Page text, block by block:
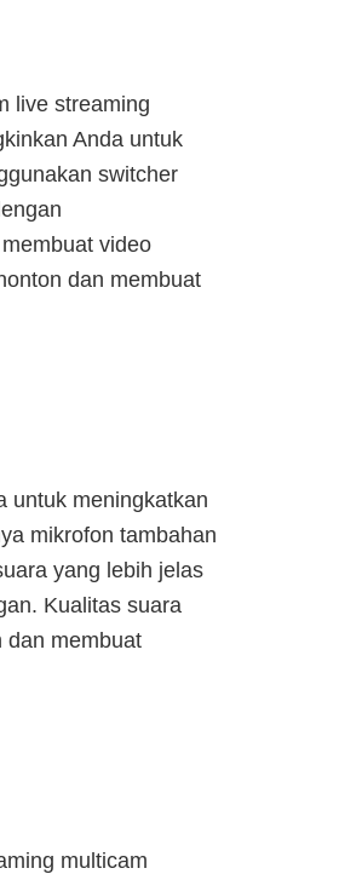
live streaming
Anda untuk
switcher
video
dan membuat
untuk meningkatkan
mikrofon tambahan
yang lebih jelas
Kualitas suara
dan membuat
multicam